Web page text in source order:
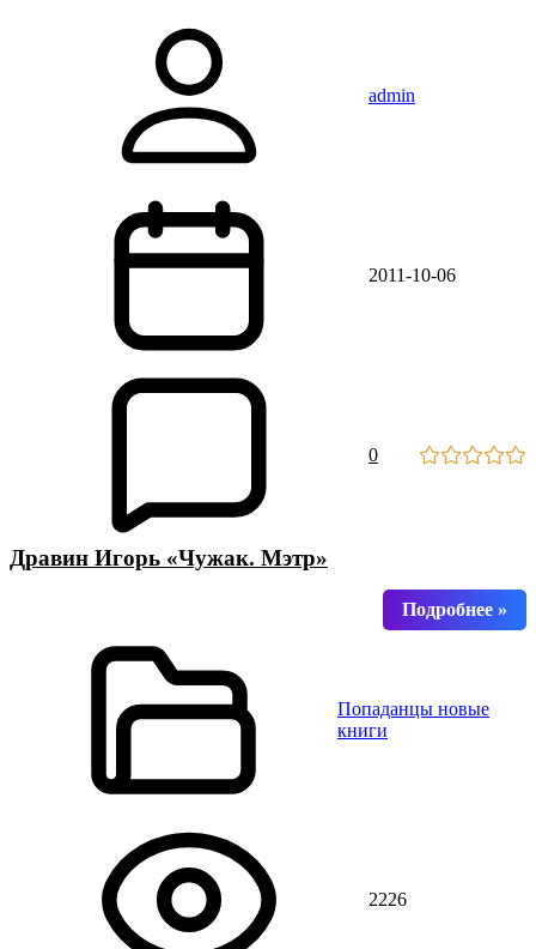
admin
2011-10-06
0
Дравин Игорь «Чужак. Мэтр»
Попаданцы новые
книги
2226